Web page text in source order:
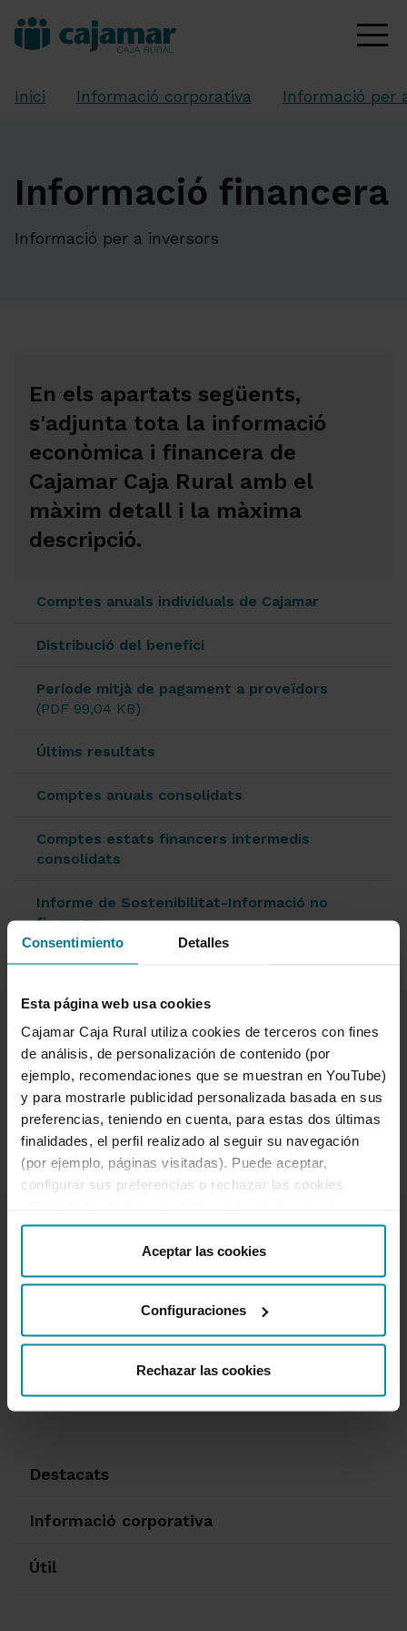
Consentimiento Detalles
Esta página web usa cookies
Cajamar Caja Rural utiliza cookies de terceros con fines
de análisis, de personalización de contenido (por
ejemplo, recomendaciones que se muestran en YouTube)
y para mostrarle publicidad personalizada basada en sus
preferencias, teniendo en cuenta, para estas dos últimas
finalidades, el perfil realizado al seguir su navegación
(por ejemplo, páginas visitadas). Puede aceptar,
configurar sus preferencias o rechazar las cookies
“Detalles”. También puede obtener más información, así
como cambiar el consentimiento en cualquier momento
desde nuestraPolítica de Cookies.
Aceptar las cookies
Configuraciones
Rechazar las cookies
Inici Informació corporativa Informació per
Informació financera
Informació per a inversors
En els apartats següents,
s'adjunta tota la informació
econòmica i financera de
Cajamar Caja Rural amb el
màxim detall i la màxima
descripció.
Comptes anuals individuals de Cajamar
Distribució del benefici
Període mitjà de pagament a proveïdors
(PDF 99,04 KB)
Últims resultats
Comptes anuals consolidats
Comptes estats financers intermedis
consolidats
Informe de Sostenibilitat-Informació no
financera
Classificació
Informe amb rellevància prudencial
Informe sobre mercat hipotecari i
transparència informativa
Solvència
Queixes i reclamacions
Destacats
Informació corporativa
Útil